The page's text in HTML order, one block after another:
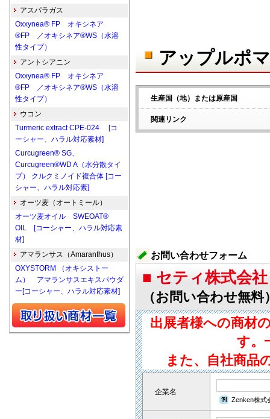
アップルポ
生産国（地）または原産国
関連リンク
お問い合わせフォーム
■ セティ株式会社
（お問い合わせ無料
出展者様への商材
す。
また、自社商品
企業名
Zenken株式
アスパラガス
Oxxynea® FP オキシネア
®FP ／オキシネア®WS（水溶
性タイプ）
アントシアニン
Oxxynea® FP オキシネア
®FP ／オキシネア®WS（水溶
性タイプ）
ウコン
Turmeric extract CPE-024 [コ
ーシャー、ハラル対応素材]
Curcugreen® SG、
Curcugreen®WD A（水分散タイ
プ） クルクミノイド複合体 [コー
シャー、ハラル対応素]
オーツ麦（オートミール）
オーツ麦オイル SWEOAT®
OIL [コーシャー、ハラル対応素
材]
アマランサス（Amaranthus）
OXYSTORM （オキシストー
ム） アマランサスエキスパウダ
ー[コーシャー、ハラル対応素材]